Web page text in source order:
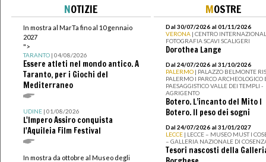
NOTIZIE
In mostra al MarTa fino al 10 gennaio
2027
">
TARANTO| 04/08/2026
Essere atleti nel mondo antico. A
Taranto, per i Giochi del
Mediterraneo
UDINE| 01/08/2026
L'Impero Assiro conquista
l'Aquileia Film Festival
In mostra da ottobre al Museo degli
MOSTRE
Dal 30/07/2026 al 01/11/2026
VERONA | CENTRO
FOTOGRAFIA SCAVI SCALIGERI
Dorothea Lange
Dal 24/07/2026 al 31/10/2026
PALERMO | PALAZZO BELMONTE
PALERMO I PARCO ARCHEOLOGICO
PAESAGGISTICO VALLE DEI TEMPLI -
AGRIGENTO
Botero. L’incanto del Mito I
Botero. Il peso dei sogni
Dal 24/07/2026 al 31/01/2027
LECCE | LECCE – MUSEO MUST I
– GALLERIA NAZIONALE DI
Tesori nascosti della